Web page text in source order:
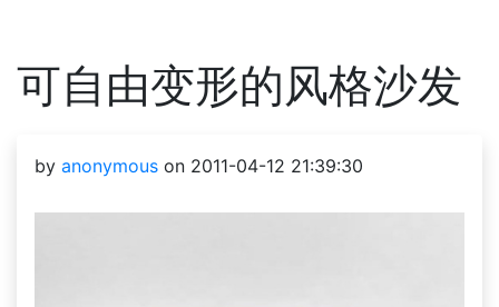
可自由变形的风格沙发
by anonymous on 2011-04-12 21:39:30